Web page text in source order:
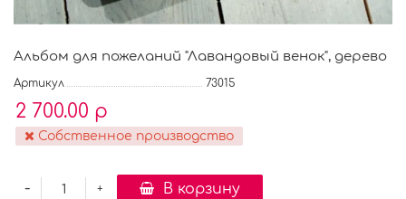
Альбом для пожеланий "Лавандовый венок", дерево
Артикул 73015
2 700.00 р
Собственное производство
+
- В корзину